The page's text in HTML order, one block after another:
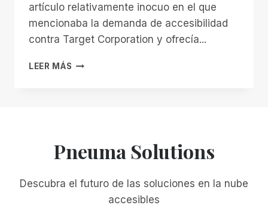
artículo relativamente inocuo en el que
mencionaba la demanda de accesibilidad
contra Target Corporation y ofrecía...
LEER MÁS RESPUESTA
STREET
SUS
COMENTARIOS
Pneuma Solutions
Descubra el futuro de las soluciones en la nube
accesibles